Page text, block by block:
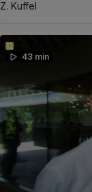
Z. Kuffel
43 min